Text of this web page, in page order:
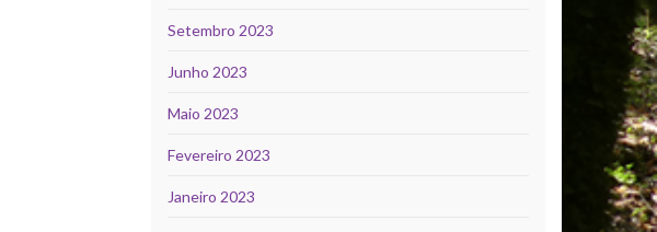
Setembro 2023
Junho 2023
Maio 2023
Fevereiro 2023
Janeiro 2023